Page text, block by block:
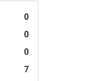
0
0
0
7